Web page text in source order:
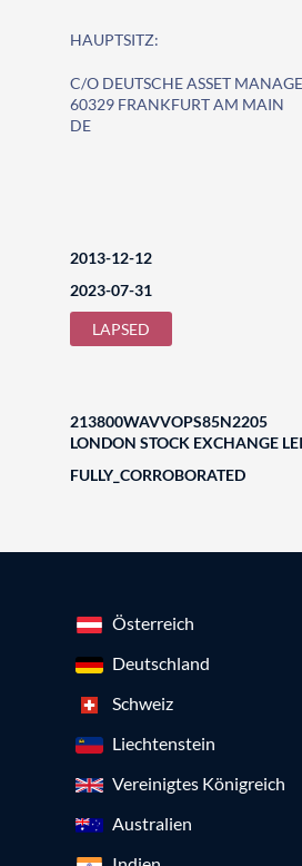
HAUPTSITZ:
C/O DEUTSCHE ASSET
60329 FRANKFURT AM MAIN
DE
2013-12-12
2023-07-31
LAPSED
213800WAVVOPS85N2205
LONDON STOCK EXCHANGE
FULLY_CORROBORATED
Österreich
Deutschland
Schweiz
Liechtenstein
Vereinigtes Königreich
Australien